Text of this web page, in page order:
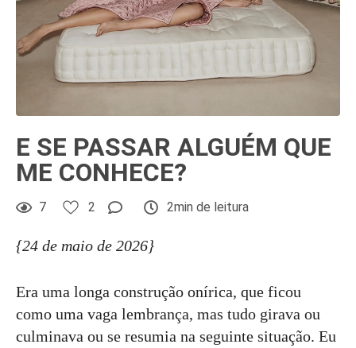
E SE PASSAR ALGUÉM QUE
ME CONHECE?
7 2 2min de leitura
{24 de maio de 2026}
Era uma longa construção onírica, que ficou
como uma vaga lembrança, mas tudo girava ou
culminava ou se resumia na seguinte situação. Eu